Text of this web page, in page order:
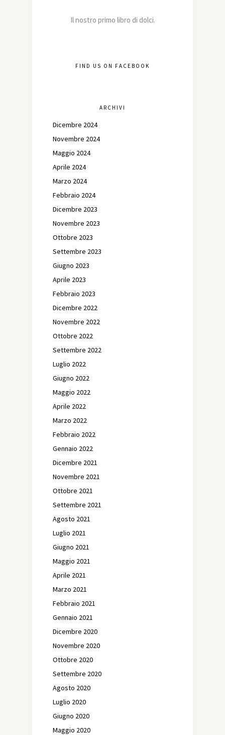
Il nostro primo libro di dolci.
FIND US ON FACEBOOK
ARCHIVI
Dicembre 2024
Novembre 2024
Maggio 2024
Aprile 2024
Marzo 2024
Febbraio 2024
Dicembre 2023
Novembre 2023
Ottobre 2023
Settembre 2023
Giugno 2023
Aprile 2023
Febbraio 2023
Dicembre 2022
Novembre 2022
Ottobre 2022
Settembre 2022
Luglio 2022
Giugno 2022
Maggio 2022
Aprile 2022
Marzo 2022
Febbraio 2022
Gennaio 2022
Dicembre 2021
Novembre 2021
Ottobre 2021
Settembre 2021
Agosto 2021
Luglio 2021
Giugno 2021
Maggio 2021
Aprile 2021
Marzo 2021
Febbraio 2021
Gennaio 2021
Dicembre 2020
Novembre 2020
Ottobre 2020
Settembre 2020
Agosto 2020
Luglio 2020
Giugno 2020
Maggio 2020